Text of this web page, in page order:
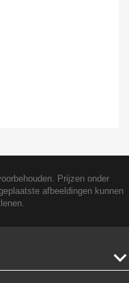
Prijzen onder
afbeeldingen kunnen